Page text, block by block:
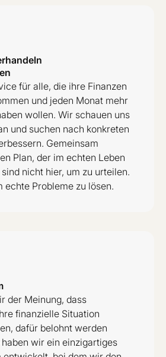
für alle, die ihre Finanzen
und jeden Monat mehr
wollen. Wir schauen uns
und suchen nach konkreten
Gemeinsam
Plan, der im echten Leben
nicht hier, um zu urteilen.
echte Probleme zu lösen.
der Meinung, dass
finanzielle Situation
dafür belohnt werden
wir ein einzigartiges